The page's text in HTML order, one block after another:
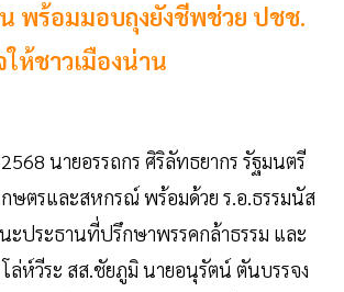
พร้อมมอบถุงยังชีพช่วย ปชช.
ให้ชาวเมืองน่าน
นายอรรถกร ศิริลัทธยากร รัฐมนตรี
กษตรและสหกรณ์ พร้อมด้วย ร.อ.ธรรมนัส
ะประธานที่ปรึกษาพรรคกล้าธรรม และ
ล่ห์วีระ สส.ชัยภูมิ นายอนุรัตน์ ตันบรรจง